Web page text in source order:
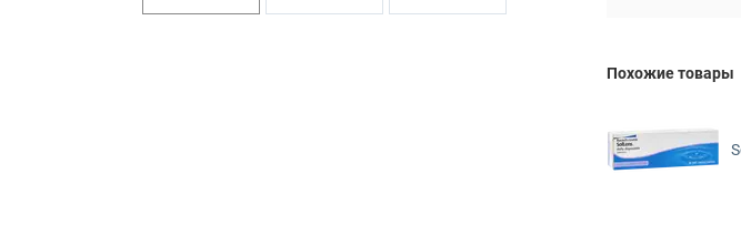
Похожие товары